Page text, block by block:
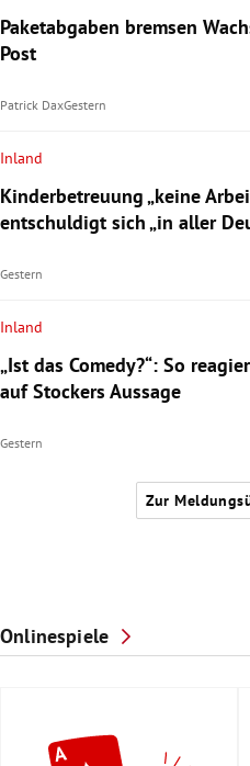
Paketabgaben bremsen
Post
Patrick DaxGestern
Inland
Kinderbetreuung „keine
entschuldigt sich „in aller
Gestern
Inland
„Ist das Comedy?“: So
auf Stockers Aussage
Gestern
Zur
Onlinespiele